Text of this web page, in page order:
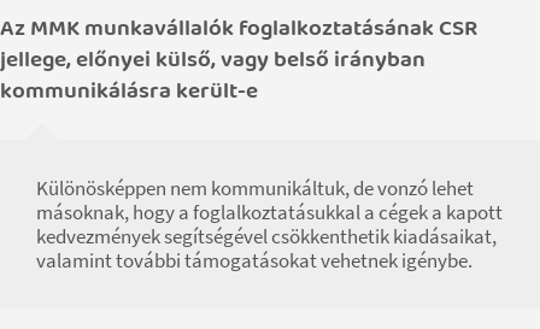
Az MMK munkavállalók foglalkoztatásának CSR
jellege, előnyei külső, vagy belső irányban
kommunikálásra került-e
Különösképpen nem kommunikáltuk, de vonzó lehet
másoknak, hogy a foglalkoztatásukkal a cégek a kapott
kedvezmények segítségével csökkenthetik kiadásaikat,
valamint további támogatásokat vehetnek igénybe.